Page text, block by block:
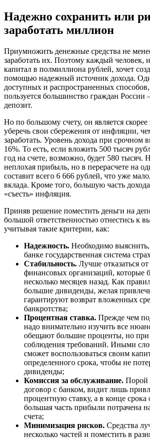
Надежно сохранить или
заработать миллион
Приумножить денежные средства не
заработать их. Поэтому каждый человек,
капитал в полмиллиона рублей, хочет
помощью надежный источник дохода.
доступных и распространенных
пользуется большинство граждан России
депозит.
Но по большому счету, он является
уберечь свои сбережения от инфляции,
заработать. Уровень дохода при срочном
16%. То есть, если вложить 500 тысяч
год на счете, возможно, будет 580 тысяч.
неплохая прибыль, но в перерасчете на
составит всего 6 666 рублей, что уже
вклада. Кроме того, большую часть
«съесть» инфляция.
Приняв решение поместить деньги на
большой ответственностью отнестись к
учитывая такие критерии, как:
Надежность. Необходимо выяснить,
банке государственная система
Стабильность. Лучше отказаться от
финансовых организаций, которые
несколько месяцев назад. Как
большие дивиденды, желая
гарантируют возврат вложенных
банкротства;
Процентная ставка. Прежде чем
надо внимательно изучить все
обещают большие проценты, но при
соблюдения требований. Иными
сможет воспользоваться своим
определенного срока, чтобы не
дивиденды;
Комиссия за обслуживание. Порой
договор с банком, видит лишь
процентную ставку, а в конце срока
большая часть прибыли потрачена
счета;
Минимизация рисков. Средства
несколько частей и поместить в